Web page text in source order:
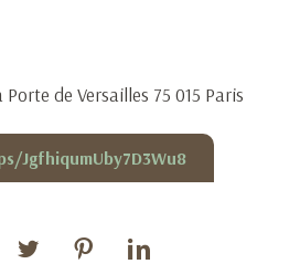
de Versailles 75 015 Paris
JgfhiqumUby7D3Wu8